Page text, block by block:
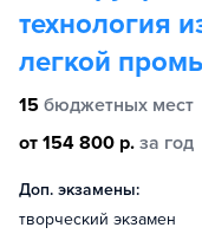
технология
легкой
15 бюджетных мест
от 154 800 р. за год
Доп. экзамены:
творческий экзамен